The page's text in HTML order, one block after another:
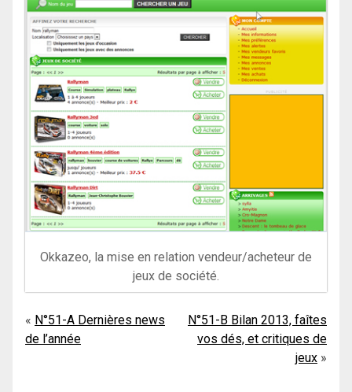
Okkazeo, la mise en relation vendeur/acheteur de
jeux de société.
Navigation
de
N°51-A Dernières news
de l’année
N°51-B Bilan 2013, faîtes
vos dés, et critiques de
jeux